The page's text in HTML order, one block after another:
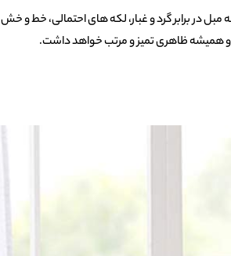
در برابر گرد و غبار، لکه‌ های احتمالی، خط‌ و‌
و همیشه ظاهری تمیز و مرتب خواهد داشت.